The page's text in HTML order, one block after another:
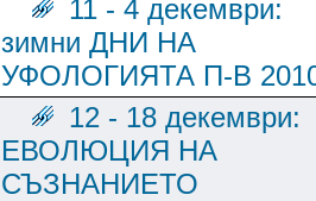
11 - 4 декември:
зимни ДНИ НА
УФОЛОГИЯТА П-В
12 - 18 декември:
ЕВОЛЮЦИЯ НА
СЪЗНАНИЕТО